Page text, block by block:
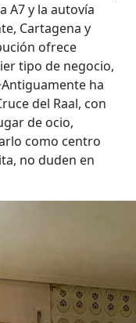
A7 y la autovía
Cartagena y
ofrece
tipo de negocio,
ha
del Raal, con
de ocio,
como centro
no duden en